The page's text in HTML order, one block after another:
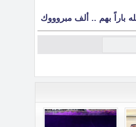
باراً بهم .. ألف مبروووك